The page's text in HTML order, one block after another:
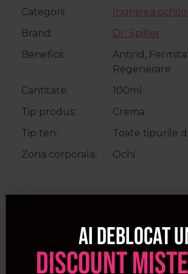
Categorii
Ingrijirea
Brand
Dr. Spiller
Beneficii
Antirid,
Regenerare
Cantitate
100ml
Tip produs
Crema
Tip ten
Toate tipurile
Zona corporala
Ochi
Ai deblocat
discount